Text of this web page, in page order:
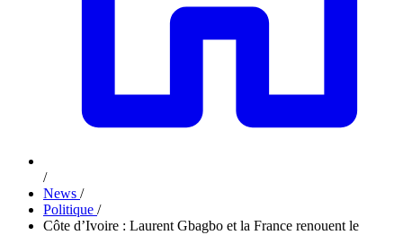
/
News /
Politique /
Côte d’Ivoire : Laurent Gbagbo et la France renouent le